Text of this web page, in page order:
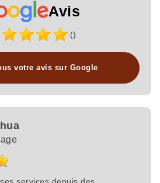
Avis
()
votre avis sur Google